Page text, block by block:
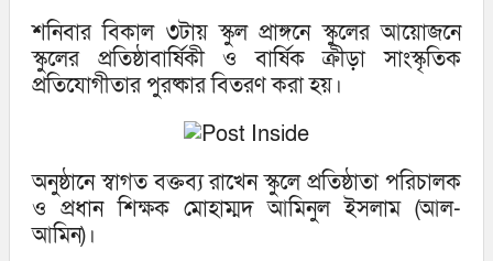
শনিবার বিকাল ৩টায় স্কুল প্রাঙ্গনে স্কুলের আয়োজনে
স্কুলের প্রতিষ্ঠাবার্ষিকী ও বার্ষিক ক্রীড়া সাংস্কৃতিক
প্রতিযোগীতার পুরষ্কার বিতরণ করা হয়।
অনুষ্ঠানে স্বাগত বক্তব্য রাখেন স্কুলে প্রতিষ্ঠাতা পরিচালক
ও প্রধান শিক্ষক মোহাম্মদ আমিনুল ইসলাম (আল-
আমিন)।